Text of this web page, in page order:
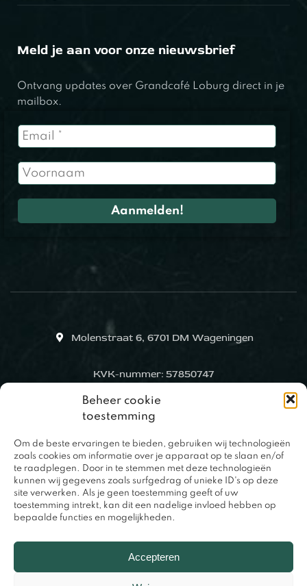
Beheer cookie
toestemming
Om de beste ervaringen te bieden, gebruiken wij technologieën
zoals cookies om informatie over je apparaat op te slaan en/of
te raadplegen. Door in te stemmen met deze technologieën
kunnen wij gegevens zoals surfgedrag of unieke ID's op deze
site verwerken. Als je geen toestemming geeft of uw
toestemming intrekt, kan dit een nadelige invloed hebben op
bepaalde functies en mogelijkheden.
Accepteren
Meld je aan voor onze nieuwsbrief
Ontvang updates over Grandcafé Loburg direct in je
mailbox.
Molenstraat 6, 6701 DM Wageningen
KVK-nummer: 57850747
0317 – 420848